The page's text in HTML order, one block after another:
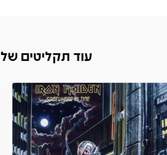
עוד תקליטים של IRON MAIDEN